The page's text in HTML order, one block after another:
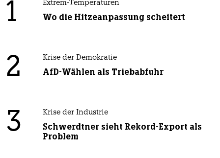
1 Extrem-Temperaturen
Wo die Hitzeanpassung scheitert
2 Krise der Demokratie
AfD-Wählen als Triebabfuhr
3 Krise der Industrie
Schwerdtner sieht Rekord-Export als
Problem